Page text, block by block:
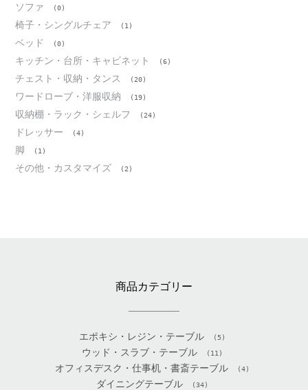
ソファ (0)
椅子・シングルチェア (1)
ベッド (0)
キッチン・台所・キャビネット (6)
チェスト・収納・タンス (20)
ワードローブ・洋服収納 (19)
収納棚・ラック・シェルフ (24)
ドレッサー (4)
脚 (1)
その他・カスタマイズ (2)
商品カテゴリー
エポキシ・レジン・テーブル (5)
ウッド・スラブ・テーブル (11)
オフィスデスク・仕事机・書斎テーブル (4)
ダイニングテーブル (34)